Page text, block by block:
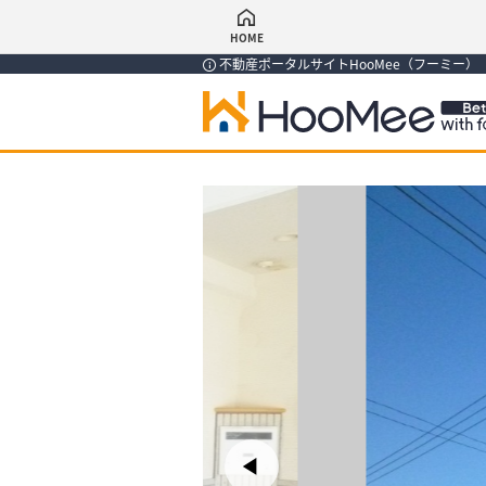
HOME
不動産ポータルサイトHooMee（フーミー